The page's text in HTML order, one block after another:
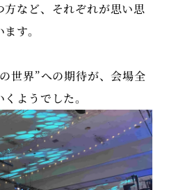
方など、それぞれが思い思
す。
世界”への期待が、会場全